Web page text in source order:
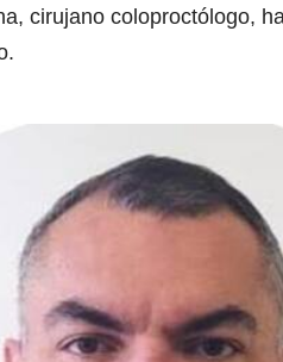
cirujano coloproctólogo,